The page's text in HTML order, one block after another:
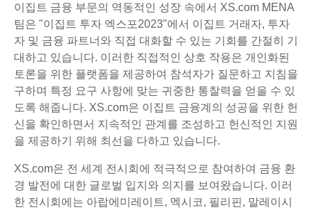
이집트 금융 부문의 역동적인 성장 속에서 XS.com MENA
팀은 "이집트 투자 엑스포2023"에서 이집트 거래자, 투자
자 및 금융 파트너와 직접 대화할 수 있는 기회를 간절히 기
대하고 있습니다. 이러한 직접적인 상호 작용은 개인화된
토론을 위한 플랫폼을 제공하여 참석자가 질문하고 지침을
구하며 특정 요구 사항에 맞는 귀중한 통찰력을 얻을 수 있
도록 해줍니다. XS.com은 이집트 금융계의 성공을 위한 헌
신을 확인하면서 지속적인 관계를 조성하고 헌신적인 지원
을 제공하기 위해 최선을 다하고 있습니다.
XS.com은 전 세계 전시회에 적극적으로 참여하여 금융 환
경 발전에 대한 글로벌 입지와 의지를 보여왔습니다. 이러
한 전시회에는 아랍에미레이트, 멕시코, 필리핀, 말레이시